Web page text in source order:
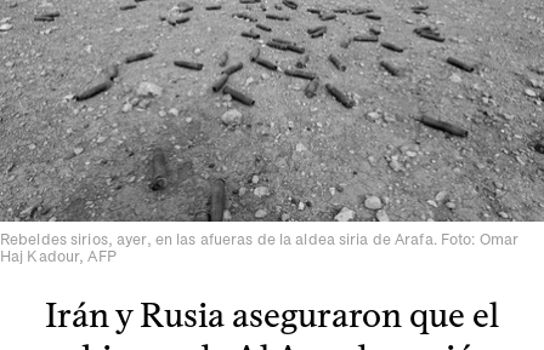
Rebeldes sirios, ayer, en las afueras de la aldea siria de Arafa. Foto: Omar
Haj Kadour, AFP
Irán y Rusia aseguraron que el